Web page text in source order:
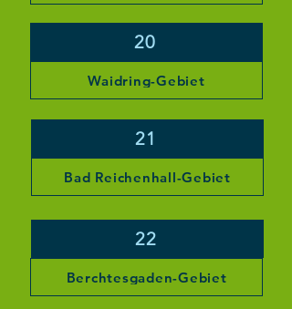
20
Waidring-Gebiet
21
Bad Reichenhall-Gebiet
22
Berchtesgaden-Gebiet